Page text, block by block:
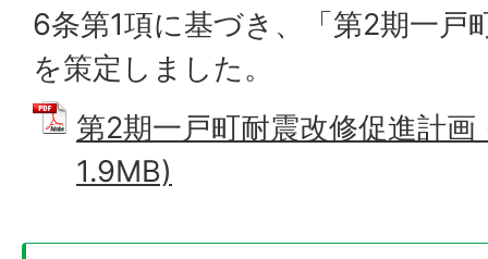
6条第1項に基づき、「第2期一戸
を策定しました。
第2期一戸町耐震改修促進計
1.9MB)